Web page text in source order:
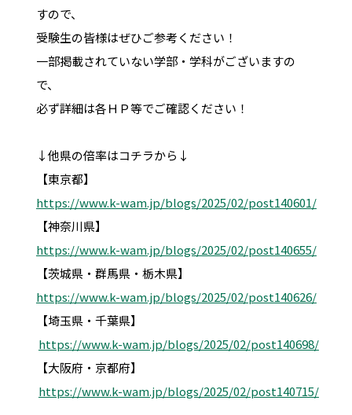
すので、
受験生の皆様はぜひご参考ください！
一部掲載されていない学部・学科がございますの
で、
必ず詳細は各ＨＰ等でご確認ください！
↓他県の倍率はコチラから↓
https://www.k-wam.jp/blogs/2025/02/post140601/
https://www.k-wam.jp/blogs/2025/02/post140655/
https://www.k-wam.jp/blogs/2025/02/post140626/
【埼玉県・千葉県】
https://www.k-wam.jp/blogs/2025/02/post140698/
【大阪府・京都府】
https://www.k-wam.jp/blogs/2025/02/post140715/